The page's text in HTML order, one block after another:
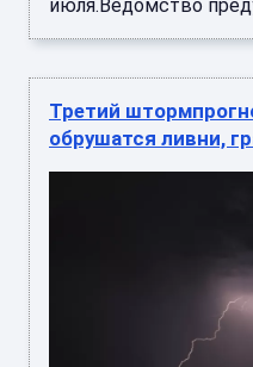
июля.Ведомство
Третий
обрушатся ливни,